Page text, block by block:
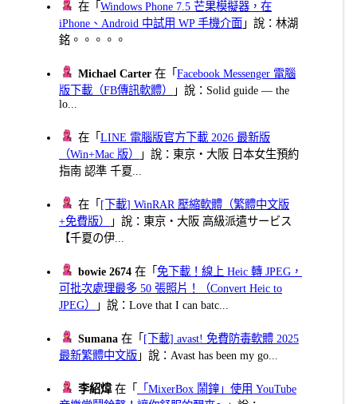
在「Windows Phone 7.5 芒果模擬器，在
iPhone、Android 中試用 WP 手機介面 」說：林湖
銘。。。。。
Michael Carter 在「Facebook Messenger 電腦
版下載（FB傳訊軟體）
」說：Solid guide — the
lo...
在「LINE 電腦版官方下載 2026 最新版
（Win+Mac 版）
」說：東京・大阪 日本女生預約
指南 認準 千夏...
在「 [下載] WinRAR 壓縮軟體（繁體中文版
+免費版）
」說：東京・大阪 高級派遣サービス
【千夏の伊...
bowie 2674 在「免下載！線上 Heic 轉 JPEG，
可批次處理最多 50 張照片！（Convert Heic to
JPEG）
」說：Love that I can batc...
Sumana 在「 [下載] avast! 免費防毒軟體 2025
最新繁體中文版 」說：Avast has been my go...
李紹煒在「
「MixerBox 鬧鐘」使用 YouTube